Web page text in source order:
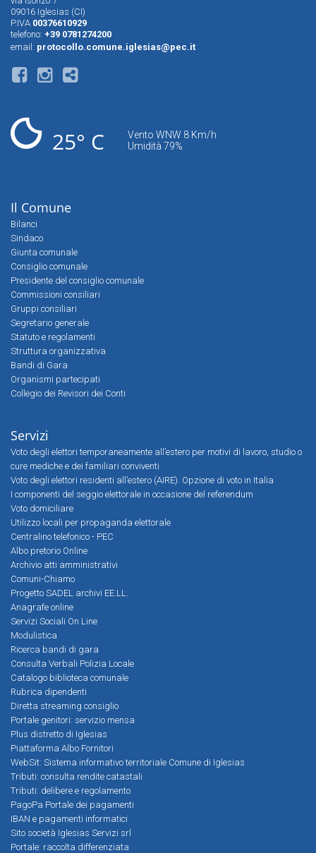
09016 Iglesias (CI)
P.IVA 00376610929
telefono: +39 0781274200
email: protocollo.comune.iglesias@pec.it
25° C
Vento WNW 8 Km/h
Umidità 79%
Il Comune
Bilanci
Sindaco
Giunta comunale
Consiglio comunale
Presidente del consiglio comunale
Commissioni consiliari
Gruppi consiliari
Segretario generale
Statuto e regolamenti
Struttura organizzativa
Bandi di Gara
Organismi partecipati
Collegio dei Revisori dei Conti
Servizi
Voto degli elettori temporaneamente all’estero per motivi di lavoro, studio o
cure mediche e dei familiari conviventi
Voto degli elettori residenti all’estero (AIRE). Opzione di voto in Italia
I componenti del seggio elettorale in occasione del referendum
Voto domiciliare
Utilizzo locali per propaganda elettorale
Centralino telefonico - PEC
Albo pretorio Online
Archivio atti amministrativi
Comuni-Chiamo
Progetto SADEL archivi EE.LL.
Anagrafe online
Servizi Sociali On Line
Modulistica
Ricerca bandi di gara
Consulta Verbali Polizia Locale
Catalogo biblioteca comunale
Rubrica dipendenti
Diretta streaming consiglio
Portale genitori: servizio mensa
Plus distretto di Iglesias
Piattaforma Albo Fornitori
WebSit: Sistema informativo territoriale Comune di Iglesias
Tributi: consulta rendite catastali
Tributi: delibere e regolamento
PagoPa Portale dei pagamenti
IBAN e pagamenti informatici
Sito società Iglesias Servizi srl
Portale: raccolta differenziata